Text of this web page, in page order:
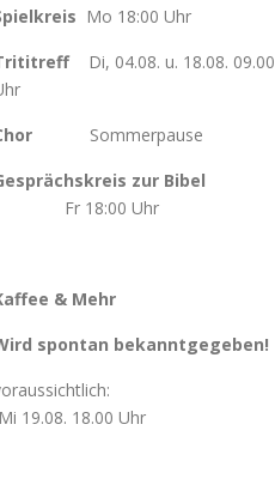
Mo 18:00 Uhr
Di, 04.08. u. 18.08. 09.00
Sommerpause
zur Bibel
Fr 18:00 Uhr
& Mehr
spontan bekanntgegeben!
Mi 19.08. 18.00 Uhr